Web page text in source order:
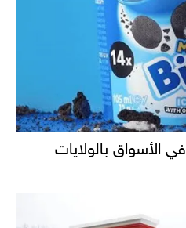
أوريو تُطلق Oreo Bites في الأسواق بالولايات